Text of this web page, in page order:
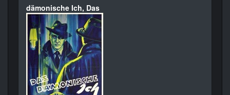
dämonische Ich, Das